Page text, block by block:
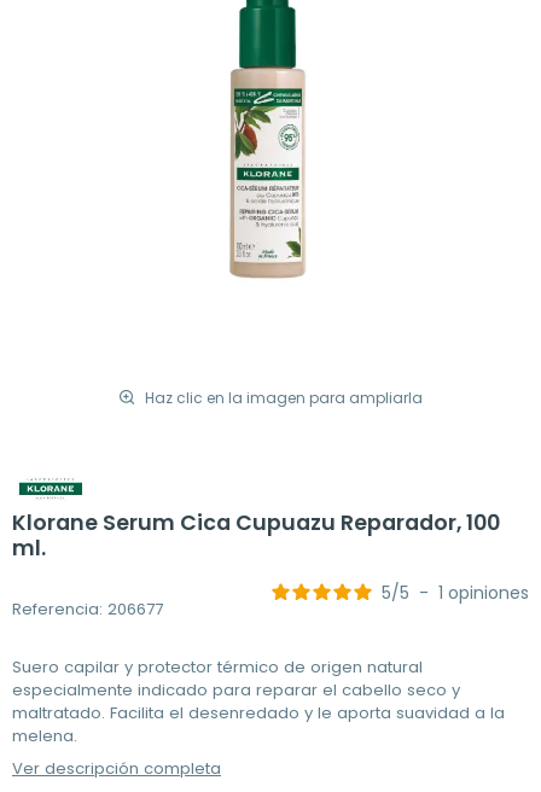
Haz clic en la imagen para ampliarla
Klorane Serum Cica Cupuazu Reparador, 100
ml.
Referencia: 206677
5/5 - 1 opiniones
Suero capilar y protector térmico de origen natural
especialmente indicado para reparar el cabello seco y
maltratado. Facilita el desenredado y le aporta suavidad a la
melena.
Ver descripción completa